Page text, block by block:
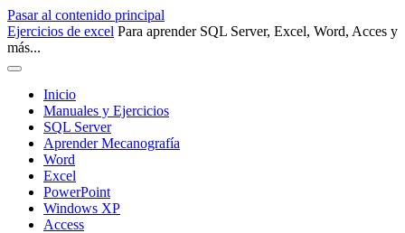
Pasar al contenido principal
Ejercicios de excel Para aprender SQL Server, Excel, Word, Acces y
más...
Inicio
Manuales y Ejercicios
SQL Server
Aprender Mecanografía
Word
Excel
PowerPoint
Windows XP
Access